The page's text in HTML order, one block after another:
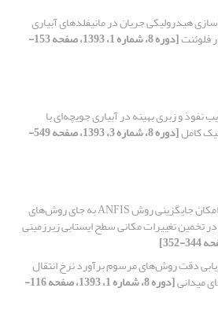
هیدرولیکی جریان در مانیفلدهای آبیاری
فلوئنت [دوره 8، شماره 1، 1393، صفحه 153-
نفوذ و زبری بهینه در آبیاری جویچه‌ای با
کامل [دوره 8، شماره 3، 1393، صفحه 549-
بررسی امکان جایگزینی روش ANFIS به جای روش‌های
در تخمین تغییرات مکانی سطح ایستابی زیرزمینی
دقت روش‌های مرسوم برآورد نرخ انتقال
میدانی [دوره 8، شماره 1، 1393، صفحه 116-